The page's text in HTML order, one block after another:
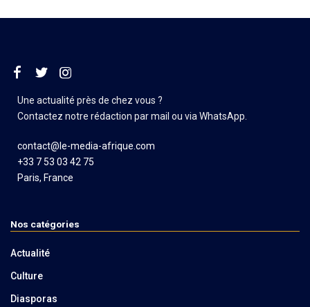
Une actualité près de chez vous ?
Contactez notre rédaction par mail ou via WhatsApp.
contact@le-media-afrique.com
+33 7 53 03 42 75
Paris, France
Nos catégories
Actualité
Culture
Diasporas